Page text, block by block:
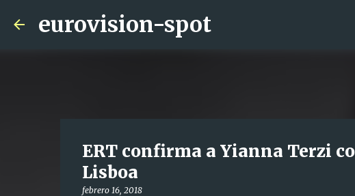
eurovision-spot
ERT confirma a Yianna Terzi
Lisboa
febrero 16, 2018